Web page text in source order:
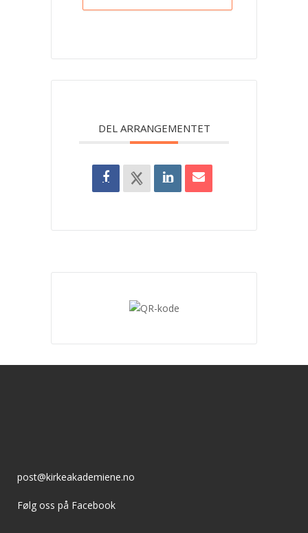
DEL ARRANGEMENTET
post@kirkeakademiene.no
Følg oss på Facebook